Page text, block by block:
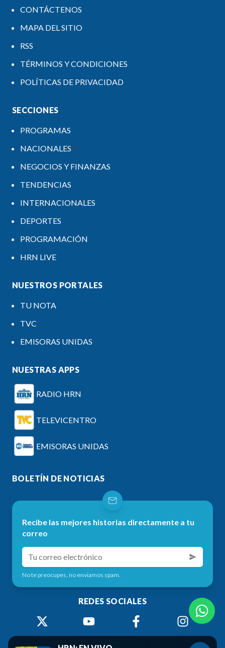
CONTÁCTENOS
MAPA DEL SITIO
RSS
TÉRMINOS Y CONDICIONES
POLÍTICAS DE PRIVACIDAD
SECCIONES
PROGRAMAS
NACIONALES
NEGOCIOS Y FINANZAS
TENDENCIAS
INTERNACIONALES
DEPORTES
PROGRAMACIÓN
HRN LIVE
NUESTROS PORTALES
TU NOTA
TVC
EMISORAS UNIDAS
NUESTRAS APPS
RADIO HRN
TELEVICENTRO
EMISORAS UNIDAS
BOLETÍN DE NOTICIAS
Recibe las mejores historias directamente a tu
correo
No te preocupes, no enviamos spam.
REDES SOCIALES